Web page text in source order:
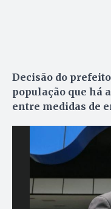
Decisão do
população que há
entre medidas de